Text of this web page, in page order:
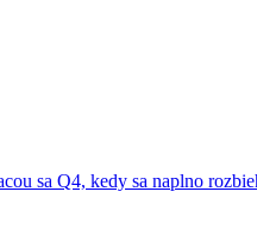
sa Q4, kedy sa naplno